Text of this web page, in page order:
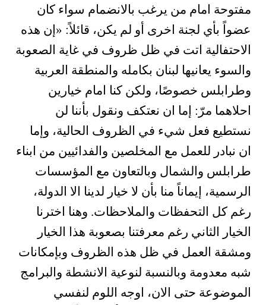
مفتوحة امام من يرغب بالانضمام سواء كان
عضواً بأي لجنة اخرى أو لم يكن، قائلاً: «إن هذه
الاحتفالية اتت في ظل ظروف في غاية الصعوبة
والسوء يعانيها لبنان بكامله والمنطقة العربية
وطرابلس خصوصًا، ولكن كنا امام خيارين
احلاهما مرّ: إما ان نعتكف ونقول بأننا لن
نستطيع فعل شيء في الظروف الحالية، وإما
ان نبادر للعمل مع المخلصين والفدائيين من ابناء
طرابلس والشمال وبالتعاون مع المؤسسات
الرسمية، إيماناً منا بأن لا خيار لدينا الا الدولة،
رغم كل التحفظات والملاحظات. وهنا اخترنا
الخيار الثاني رغم معرفتنا بصعوبة هذا الخيار
ومشقة العمل في ظل هذه الظروف وبإمكانات
شبه معدومة وبالنسبة لنوعية الانشطة والبرامج
الموضوعة حتى الان، اوجه اللوم لنفسي